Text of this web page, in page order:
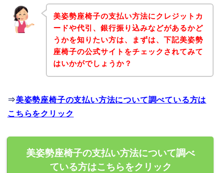
美姿勢座椅子の支払い方法にクレジットカ
ードや代引、銀行振り込みなどがあるかど
うかを知りたい方は、まずは、下記美姿勢
座椅子の公式サイトをチェックされてみて
はいかがでしょうか？
⇒美姿勢座椅子の支払い方法について調べている方は
こちらをクリック
美姿勢座椅子の支払い方法について調べ
ている方はこちらをクリック